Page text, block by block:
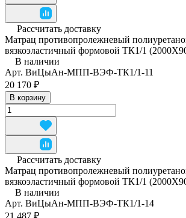
Рассчитать доставку
Матрац противопролежневый
вязкоэластичный формовой ТК1/1
В наличии
Арт. ВиЦыАн-МПП-ВЭФ-ТК1/1-11
20 170 ₽
В корзину
Рассчитать доставку
Матрац противопролежневый
вязкоэластичный формовой ТК1/1
В наличии
Арт. ВиЦыАн-МПП-ВЭФ-ТК1/1-14